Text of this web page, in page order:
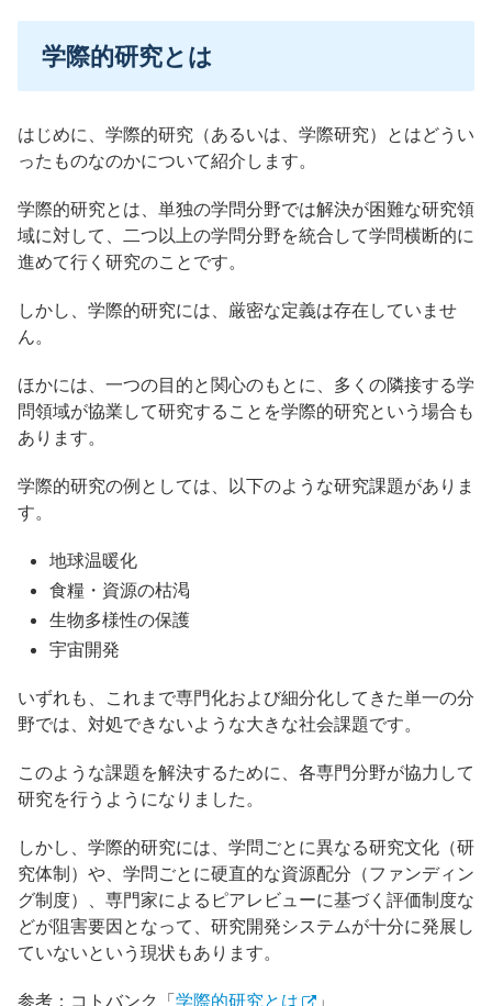
学際的研究とは
はじめに、学際的研究（あるいは、学際研究）とはどうい
ったものなのかについて紹介します。
学際的研究とは、単独の学問分野では解決が困難な研究領
域に対して、二つ以上の学問分野を統合して学問横断的に
進めて行く研究のことです。
しかし、学際的研究には、厳密な定義は存在していませ
ん。
ほかには、一つの目的と関心のもとに、多くの隣接する学
問領域が協業して研究することを学際的研究という場合も
あります。
学際的研究の例としては、以下のような研究課題がありま
す。
地球温暖化
食糧・資源の枯渇
生物多様性の保護
宇宙開発
いずれも、これまで専門化および細分化してきた単一の分
野では、対処できないような大きな社会課題です。
このような課題を解決するために、各専門分野が協力して
研究を行うようになりました。
しかし、学際的研究には、学問ごとに異なる研究文化（研
究体制）や、学問ごとに硬直的な資源配分（ファンディン
グ制度）、専門家によるピアレビューに基づく評価制度な
どが阻害要因となって、研究開発システムが十分に発展し
ていないという現状もあります。
参考：コトバンク「学際的研究とは 」